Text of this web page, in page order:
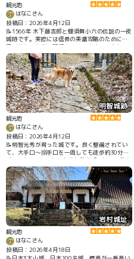
観光地
はなこさん
投稿日：2026年4月12日
📝1566年 木下藤吉郎と蜂須賀小六の伝説の一夜
城跡です。実際には信長の美濃攻略のために数
日で築かれた砦と記録されています。現在ある
建物（城）は大垣城がモデルの資料館で、前野
家古文書に基づく展示が多数あり興味深く、最
上階からの眺望も素敵です。近くに、さい川さ
くら公園があり、広い草地を散歩できます。
明智城跡
観光地
はなこさん
投稿日：2026年4月12日
📝明智光秀が育った城です。良く整備されてい
て、大手口～搦手口を一周しても徒歩約30分ほ
どでした。 1342年 土岐頼兼が「明智」と改名
して築城、その後約200年続く 1556年 美濃国
斎藤義龍が3700余で攻城 城主 明智光安870余
人が籠城（光秀の養父）するが落城 光秀
は明智家再興を託され、明智城から逃れ朝倉氏
へ
岩村城址
観光地
はなこさん
投稿日：2026年4月18日